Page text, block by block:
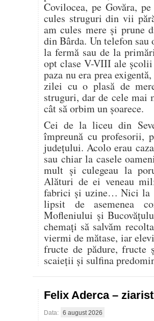
Covilocea, pe Govăra,
cules struguri din vii
am cules mere și prune
din Bârda. Un telefon sau
la fermă sau de la
opt clase V-VIII ale școlii
paza nu era prea
zilei cu o plasă de
struguri, dar de cele mai
cât să orbim un șoarece.
Cei de la liceu din
împreună cu profesorii,
județului. Acolo erau
sau chiar la casele
mult și culegeau la
Alături de ei veneau
fabrici și uzine… Nici la
lipsit de asemenea
Mofleniului și
chemați să salvăm
viermi de mătase, iar
fructe de pădure, fructe
scaieții și sulfina
Felix Aderca –
Data: 6 august 2026